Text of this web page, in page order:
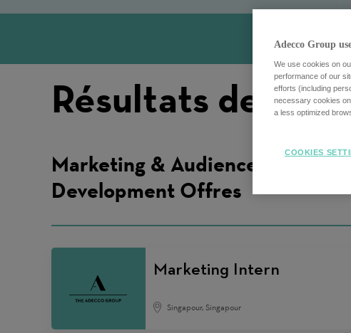
Résultats de
Marketing & Audience
Development Offres
Marketing Intern
Singapour, Singapour
Adecco Group
We use cookies on
performance of our
efforts (including
necessary cookies
a less optimized
COOKIES